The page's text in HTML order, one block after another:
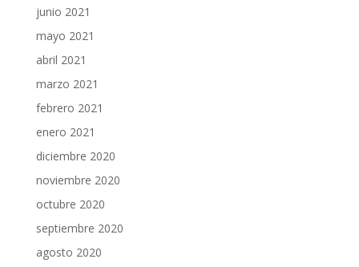
junio 2021
mayo 2021
abril 2021
marzo 2021
febrero 2021
enero 2021
diciembre 2020
noviembre 2020
octubre 2020
septiembre 2020
agosto 2020